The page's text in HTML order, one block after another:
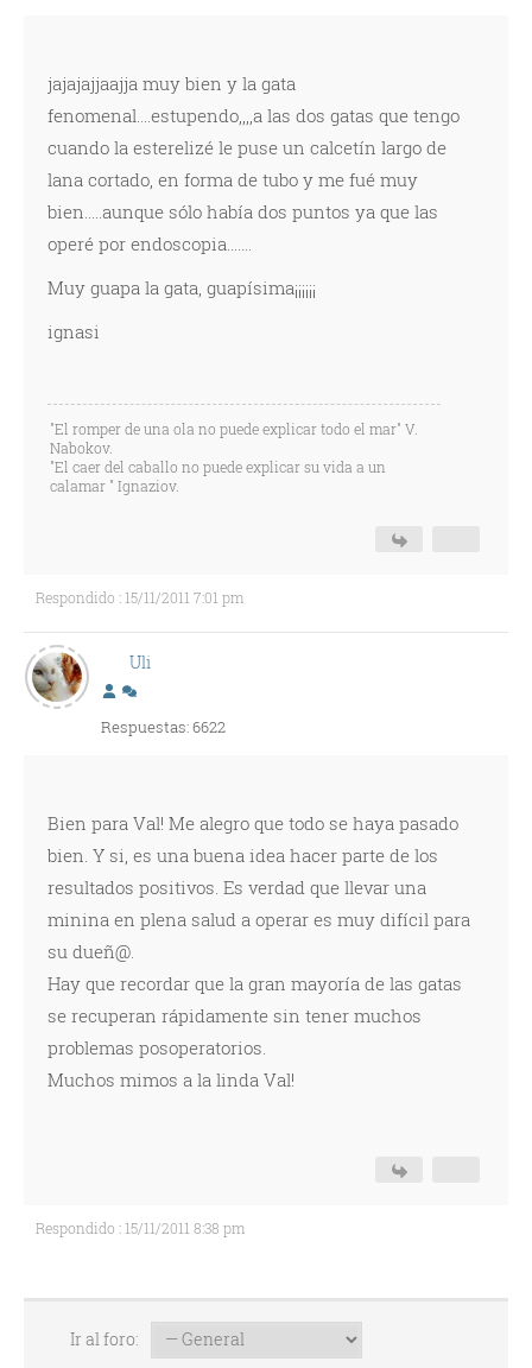
jajajajjaajja muy bien y la gata
fenomenal....estupendo,,,,a las dos gatas que tengo
cuando la esterelizé le puse un calcetín largo de
lana cortado, en forma de tubo y me fué muy
bien.....aunque sólo había dos puntos ya que las
operé por endoscopia.......
Muy guapa la gata, guapísima¡¡¡¡¡¡
ignasi
"El romper de una ola no puede explicar todo el mar" V.
Nabokov.
"El caer del caballo no puede explicar su vida a un
calamar " Ignaziov.
Respondido : 15/11/2011 7:01 pm
Uli
Respuestas: 6622
Bien para Val! Me alegro que todo se haya pasado
bien. Y si, es una buena idea hacer parte de los
resultados positivos. Es verdad que llevar una
minina en plena salud a operar es muy difícil para
su dueñ@.
Hay que recordar que la gran mayoría de las gatas
se recuperan rápidamente sin tener muchos
problemas posoperatorios.
Muchos mimos a la linda Val!
Respondido : 15/11/2011 8:38 pm
Ir al foro: